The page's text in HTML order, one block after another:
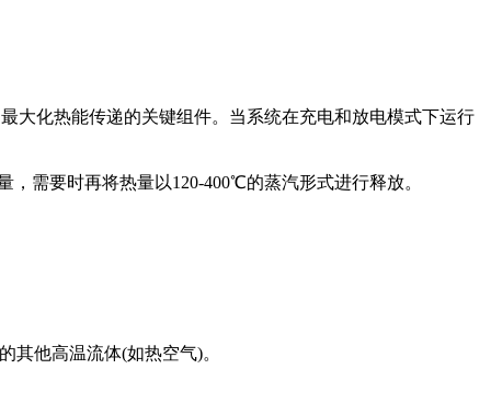
大化热能传递的关键组件。当系统在充电和放电模式下运行
需要时再将热量以120-400℃的蒸汽形式进行释放。
他高温流体(如热空气)。